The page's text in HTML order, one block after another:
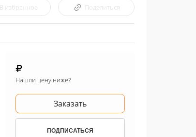
В избранное Поделиться
Нашли цену ниже?
Заказать
ПОДПИСАТЬСЯ